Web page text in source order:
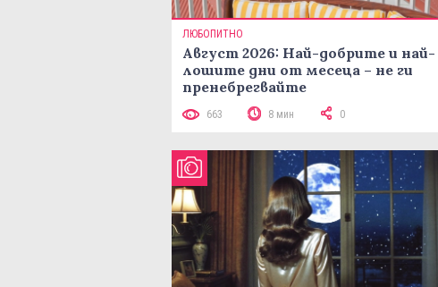
ЛЮБОПИТНО
Август 2026: Най-добрите и най-
лошите дни от месеца – не ги
пренебрегвайте
663 8 мин 0